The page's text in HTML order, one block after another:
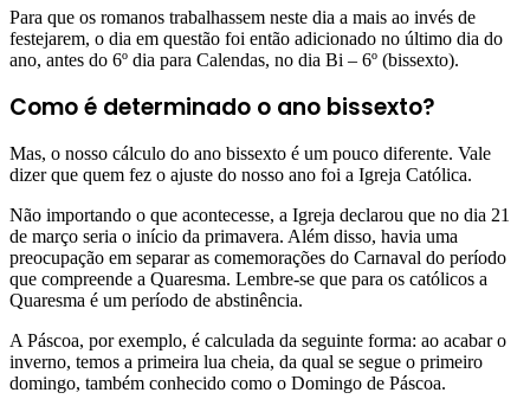
Para que os romanos trabalhassem neste dia a mais ao invés de
festejarem, o dia em questão foi então adicionado no último dia do
ano, antes do 6º dia para Calendas, no dia Bi – 6º (bissexto).
Como é determinado o ano bissexto?
Mas, o nosso cálculo do ano bissexto é um pouco diferente. Vale
dizer que quem fez o ajuste do nosso ano foi a Igreja Católica.
Não importando o que acontecesse, a Igreja declarou que no dia 21
de março seria o início da primavera. Além disso, havia uma
preocupação em separar as comemorações do Carnaval do período
que compreende a Quaresma. Lembre-se que para os católicos a
Quaresma é um período de abstinência.
A Páscoa, por exemplo, é calculada da seguinte forma: ao acabar o
inverno, temos a primeira lua cheia, da qual se segue o primeiro
domingo, também conhecido como o Domingo de Páscoa.